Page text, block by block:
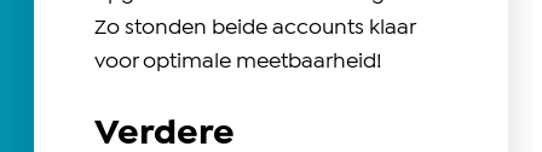
Zo stonden beide accounts klaar
voor optimale meetbaarheid!
Verdere